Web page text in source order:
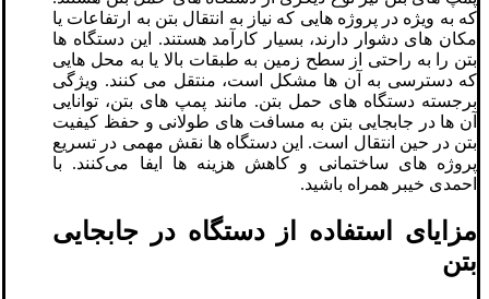
که به ویژه در پروژه‌ هایی که نیاز به انتقال بتن به ارتفاعات یا
مکان‌ های دشوار دارند، بسیار کارآمد هستند. این دستگاه ‌ها
بتن را به راحتی از سطح زمین به طبقات بالا یا به محل‌ هایی
که دسترسی به آن ‌ها مشکل است، منتقل می‌ کنند. ویژگی
برجسته دستگاه‌ های حمل بتن. مانند پمپ‌ های بتن، توانایی
آن ‌ها در جابجایی بتن به مسافت‌ های طولانی و حفظ کیفیت
بتن در حین انتقال است. این دستگاه ‌ها نقش مهمی در تسریع
پروژه ‌های ساختمانی و کاهش هزینه‌ ها ایفا می‌کنند. با
احمدی خیبر همراه باشید.
مزایای استفاده از دستگاه در جابجایی
بتن